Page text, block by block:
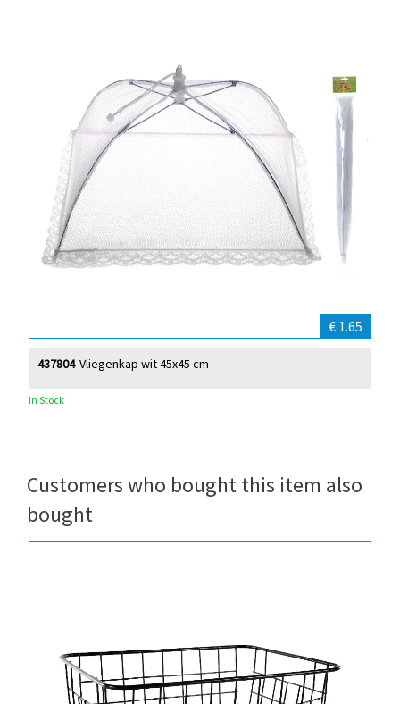
€ 1.65
Vliegenkap wit 45x45 cm
437804
In Stock
Customers who bought this item also
bought